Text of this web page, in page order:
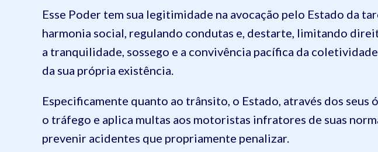
Esse Poder tem sua legitimidade na avocação pelo Estado da
harmonia social, regulando condutas e, destarte, limitando
a tranquilidade, sossego e a convivência pacífica da
da sua própria existência.
Especificamente quanto ao trânsito, o Estado, através dos seus
o tráfego e aplica multas aos motoristas infratores de suas
prevenir acidentes que propriamente penalizar.